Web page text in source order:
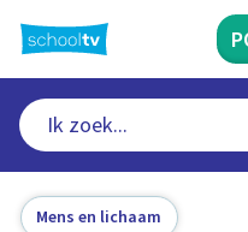
naar
hoofdinhoud
Mens en lichaam